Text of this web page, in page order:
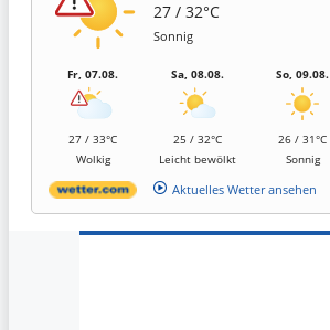
27 / 32°C
Sonnig
Fr, 07.08.
27 / 33°C
Wolkig
Sa, 08.08.
25 / 32°C
Leicht bewölkt
So, 09.08.
26 / 31°C
Sonnig
Aktuelles Wetter ansehen